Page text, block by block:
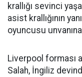
krallığı sevinci
asist krallığının
oyuncusu
Liverpool forması
Salah, İngiliz